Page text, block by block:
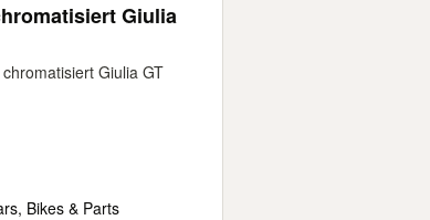
Giulia
Giulia GT
Bikes & Parts